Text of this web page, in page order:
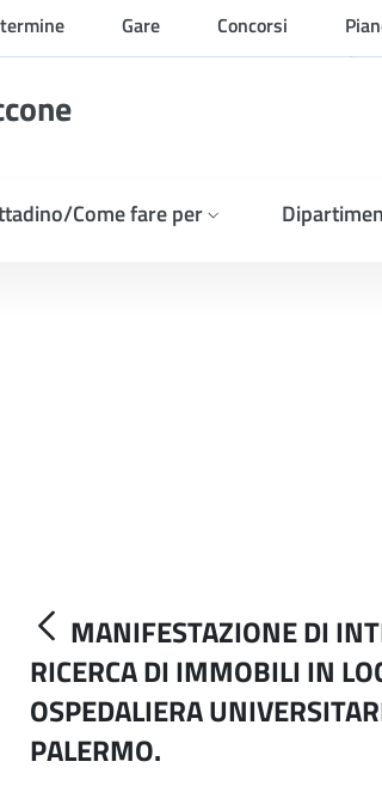
Gare Concorsi
Come fare per
MANIFESTAZIONE DI
RICERCA DI IMMOBILI IN
OSPEDALIERA
PALERMO.